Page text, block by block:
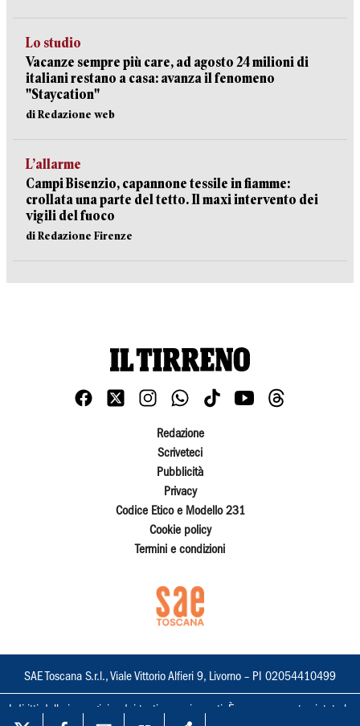
Lo studio
Vacanze sempre più care, ad agosto 24 milioni di
italiani restano a casa: avanza il fenomeno
"Staycation"
di Redazione web
L’allarme
Campi Bisenzio, capannone tessile in fiamme:
crollata una parte del tetto. Il maxi intervento dei
vigili del fuoco
di Redazione Firenze
Redazione
Scriveteci
Pubblicità
Privacy
Codice Etico e Modello 231
Cookie policy
Termini e condizioni
SAE Toscana S.r.l., Viale Vittorio Alfieri 9, Livorno – PI 02054410499
I diritti delle immagini e dei testi sono riservati. È espressamente vietata la